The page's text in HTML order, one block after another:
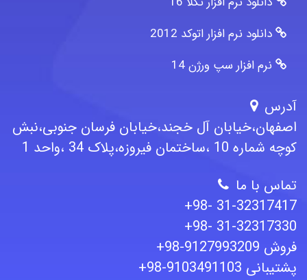
آدرس
اصفهان،خیابان آل خجند،خیابان فرسان جنوبی،نبش
کوچه شماره 10 ،ساختمان فیروزه،پلاک 34 ،واحد 1
تماس با ما
+98- 31-32317417
+98- 31-32317330
+98-9127993209 فروش
+98-9103491103 پشتیبانی